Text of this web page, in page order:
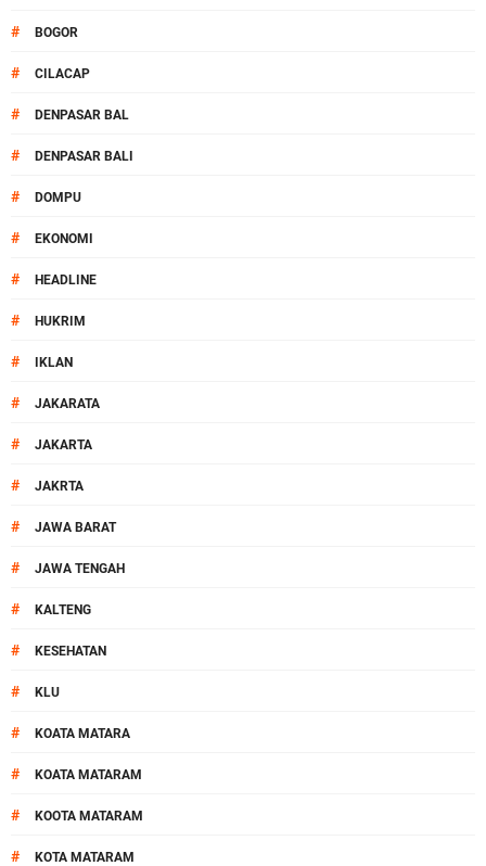
# BOGOR
# CILACAP
# DENPASAR BAL
# DENPASAR BALI
# DOMPU
# EKONOMI
# HEADLINE
# HUKRIM
# IKLAN
# JAKARATA
# JAKARTA
# JAKRTA
# JAWA BARAT
# JAWA TENGAH
# KALTENG
# KESEHATAN
# KLU
# KOATA MATARA
# KOATA MATARAM
# KOOTA MATARAM
# KOTA MATARAM